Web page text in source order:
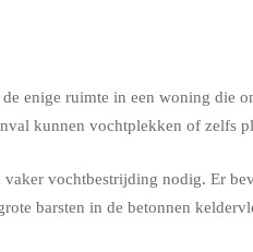
enige ruimte in een woning die
kunnen vochtplekken of zelfs
vochtbestrijding nodig. Er
barsten in de betonnen